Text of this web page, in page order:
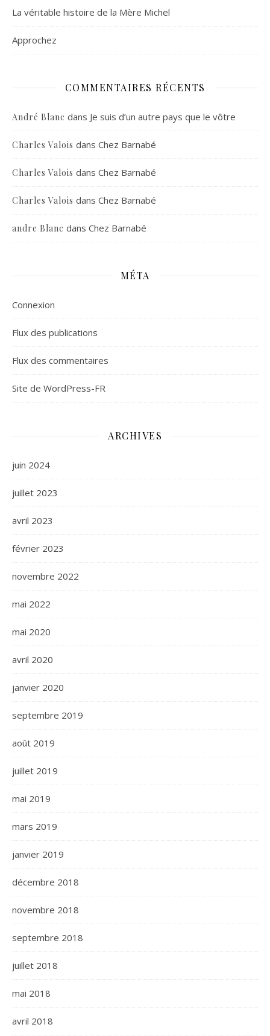
La véritable histoire de la Mère Michel
Approchez
COMMENTAIRES RÉCENTS
André Blanc dans Je suis d’un autre pays que le vôtre
Charles Valois dans Chez Barnabé
Charles Valois dans Chez Barnabé
Charles Valois dans Chez Barnabé
andre Blanc dans Chez Barnabé
MÉTA
Connexion
Flux des publications
Flux des commentaires
Site de WordPress-FR
ARCHIVES
juin 2024
juillet 2023
avril 2023
février 2023
novembre 2022
mai 2022
mai 2020
avril 2020
janvier 2020
septembre 2019
août 2019
juillet 2019
mai 2019
mars 2019
janvier 2019
décembre 2018
novembre 2018
septembre 2018
juillet 2018
mai 2018
avril 2018